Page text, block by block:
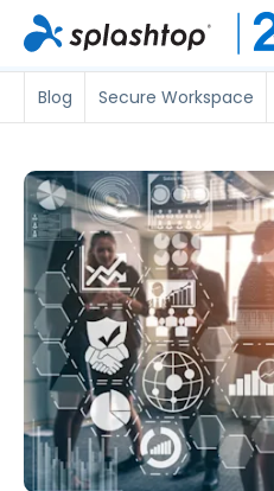
Blog Secure Workspace